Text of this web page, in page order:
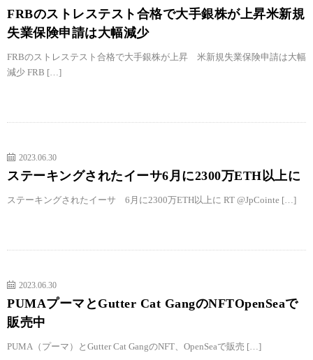
FRBのストレステスト合格で大手銀株が上昇米新規
失業保険申請は大幅減少
FRBのストレステスト合格で大手銀株が上昇 米新規失業保険申請は大幅
減少 FRB […]
2023.06.30
ステーキングされたイーサ6月に2300万ETH以上に
ステーキングされたイーサ 6月に2300万ETH以上に RT @JpCointe […]
2023.06.30
PUMAプーマとGutter Cat GangのNFTOpenSeaで
販売中
PUMA（プーマ）とGutter Cat GangのNFT、OpenSeaで販売 […]